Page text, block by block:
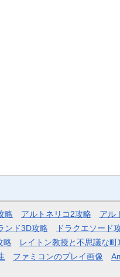
略 アルトネリコ2攻略 アル
ンド3D攻略 ドラクエソード
略 レイトン教授と不思議な町
ファミコンのプレイ画像